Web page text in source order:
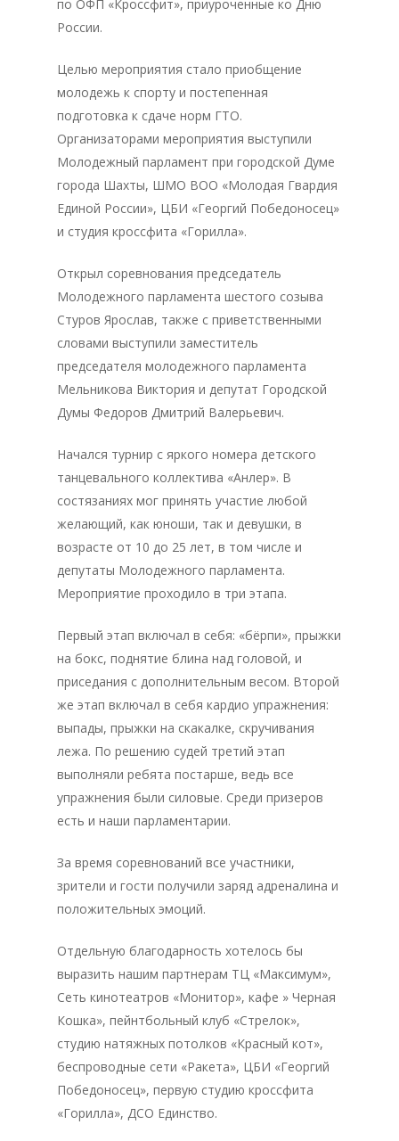
по ОФП «Кроссфит», приуроченные ко Дню
России.
Целью мероприятия стало приобщение
молодежь к спорту и постепенная
подготовка к сдаче норм ГТО.
Организаторами мероприятия выступили
Молодежный парламент при городской Думе
города Шахты, ШМО ВОО «Молодая Гвардия
Единой России», ЦБИ «Георгий Победоносец»
и студия кроссфита «Горилла».
Открыл соревнования председатель
Молодежного парламента шестого созыва
Стуров Ярослав, также с приветственными
словами выступили заместитель
председателя молодежного парламента
Мельникова Виктория и депутат Городской
Думы Федоров Дмитрий Валерьевич.
Начался турнир с яркого номера детского
танцевального коллектива «Анлер». В
состязаниях мог принять участие любой
желающий, как юноши, так и девушки, в
возрасте от 10 до 25 лет, в том числе и
депутаты Молодежного парламента.
Мероприятие проходило в три этапа.
Первый этап включал в себя: «бёрпи», прыжки
на бокс, поднятие блина над головой, и
приседания с дополнительным весом. Второй
же этап включал в себя кардио упражнения:
выпады, прыжки на скакалке, скручивания
лежа. По решению судей третий этап
выполняли ребята постарше, ведь все
упражнения были силовые. Среди призеров
есть и наши парламентарии.
За время соревнований все участники,
зрители и гости получили заряд адреналина и
положительных эмоций.
Отдельную благодарность хотелось бы
выразить нашим партнерам ТЦ «Максимум»,
Сеть кинотеатров «Монитор», кафе » Черная
Кошка», пейнтбольный клуб «Стрелок»,
студию натяжных потолков «Красный кот»,
беспроводные сети «Ракета», ЦБИ «Георгий
Победоносец», первую студию кроссфита
«Горилла», ДСО Единство.